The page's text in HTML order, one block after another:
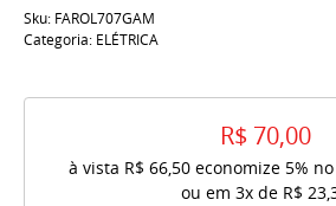
Sku: FAROL707GAM
Categoria: ELÉTRICA
R$ 70,00
à vista R$ 66,50economize 5%
ou em 3x de R$